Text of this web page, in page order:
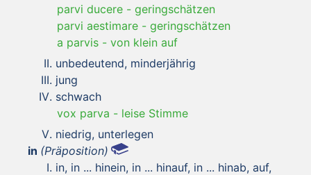
parvi ducere - geringschätzen
parvi aestimare - geringschätzen
a parvis - von klein auf
unbedeutend, minderjährig
jung
schwach
vox parva - leise Stimme
niedrig, unterlegen
in (Präposition)
in, in ... hinein, in ... hinauf, in ... hinab, auf,